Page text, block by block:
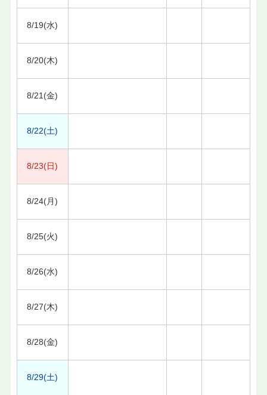
8/19(水)
8/20(木)
8/21(金)
8/22(土)
8/23(日)
8/24(月)
8/25(火)
8/26(水)
8/27(木)
8/28(金)
8/29(土)